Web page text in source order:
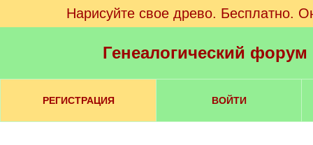
Нарисуйте свое древо. Бесплатно.
Генеалогический
РЕГИСТРАЦИЯ ВОЙТИ